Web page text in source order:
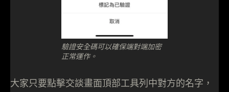
驗證安全碼可以確保端對端加密
正常運作。
大家只要點擊交談畫面頂部工具列中對方的名字，